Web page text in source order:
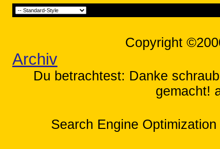
Copyright
Archiv
Du betrachtest: Danke
gemacht!
Search Engine